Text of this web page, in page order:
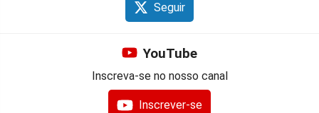
Seguir
YouTube
Inscreva-se no nosso canal
Inscrever-se